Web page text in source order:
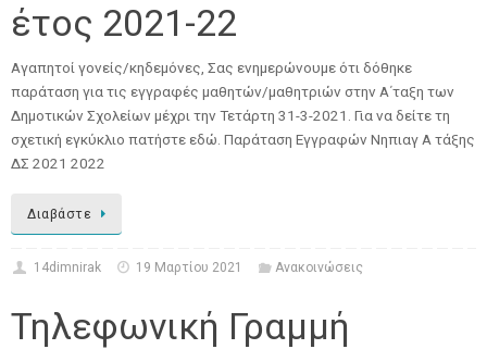
έτος 2021-22
Αγαπητοί γονείς/κηδεμόνες, Σας ενημερώνουμε ότι δόθηκε
παράταση για τις εγγραφές μαθητών/μαθητριών στην Α΄ταξη των
Δημοτικών Σχολείων μέχρι την Τετάρτη 31-3-2021. Για να δείτε τη
σχετική εγκύκλιο πατήστε εδώ. Παράταση Εγγραφών Νηπιαγ Α τάξης
ΔΣ 2021 2022
Διαβάστε
14dimnirak 19 Μαρτίου 2021 Ανακοινώσεις
Τηλεφωνική Γραμμή